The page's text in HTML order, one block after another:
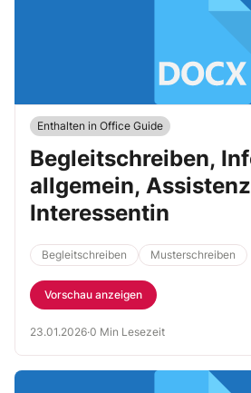
Enthalten in Office Guide
Begleitschreiben,
allgemein,
Interessentin
Begleitschreiben Musterschreiben
Vorschau anzeigen
23.01.2026·0 Min Lesezeit